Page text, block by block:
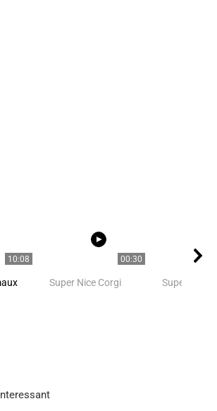
10:08 00:30
Super Nice Corgi Super Nice